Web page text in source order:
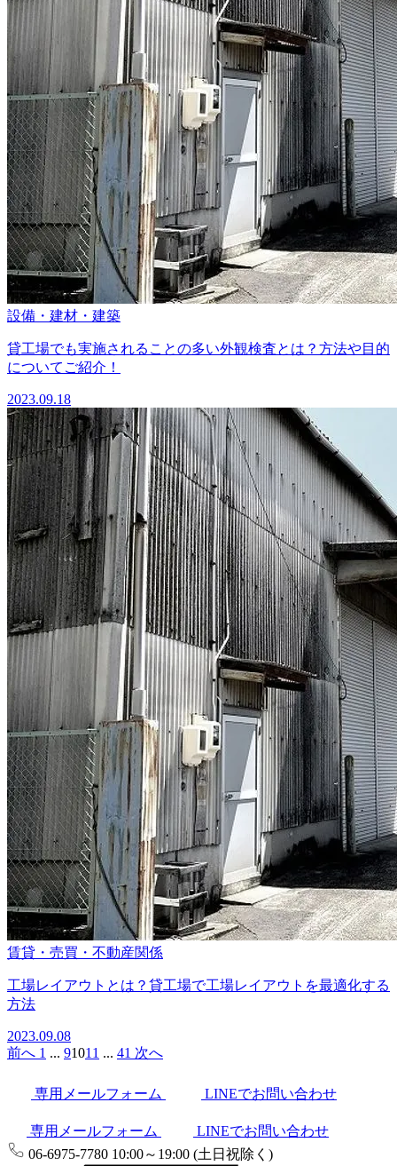
設備・建材・建築
貸工場でも実施されることの多い外観検査とは？方法や目的
についてご紹介！
2023.09.18
賃貸・売買・不動産関係
工場レイアウトとは？貸工場で工場レイアウトを最適化する
方法
2023.09.08
前へ 1 ... 91011 ... 41 次へ
専用メールフォーム LINEでお問い合わせ
専用メールフォーム
LINEでお問い合わせ
06-6975-7780 10:00～19:00 (土日祝除く)